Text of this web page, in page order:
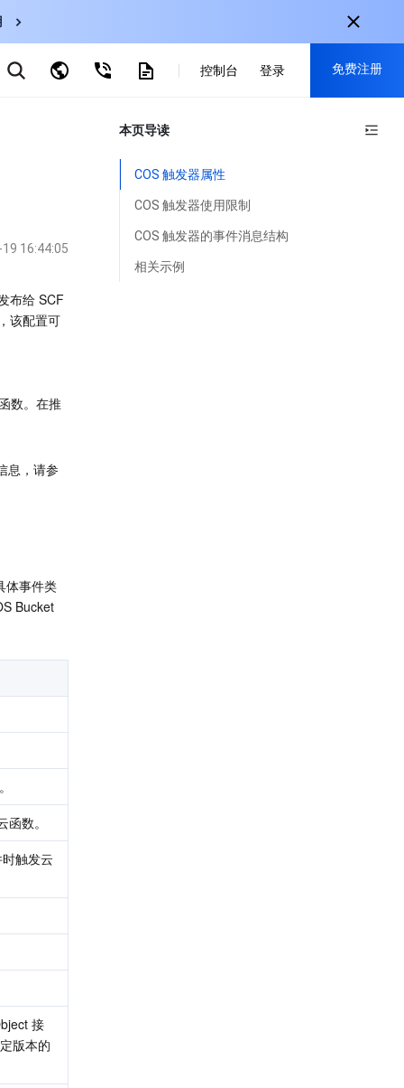
CDN
体中文-ZH
Indonesia
控制台 登录 免费注册
注册获取以下福利：
新用户专享优惠
16:44:05
布给 SCF
该配置可
数。在推
息，请参
体事件类
Bucket
数。
触发云
接
版本的
本页导读
COS 触发器属性
COS 触发器使用限制
COS 触发器的事件消息结构
相关示例